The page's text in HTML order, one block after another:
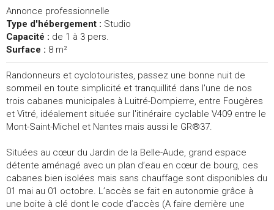
Annonce professionnelle
Type d'hébergement : Studio
Capacité : de 1 à 3 pers.
Surface : 8 m²
Randonneurs et cyclotouristes, passez une bonne nuit de
sommeil en toute simplicité et tranquillité dans l'une de nos
trois cabanes municipales à Luitré-Dompierre, entre Fougères
et Vitré, idéalement située sur l'itinéraire cyclable V409 entre le
Mont-Saint-Michel et Nantes mais aussi le GR®37.
Situées au cœur du Jardin de la Belle-Aude, grand espace
détente aménagé avec un plan d’eau en cœur de bourg, ces
cabanes bien isolées mais sans chauffage sont disponibles du
01 mai au 01 octobre. L’accès se fait en autonomie grâce à
une boite à clé dont le code d’accès (A faire derrière une